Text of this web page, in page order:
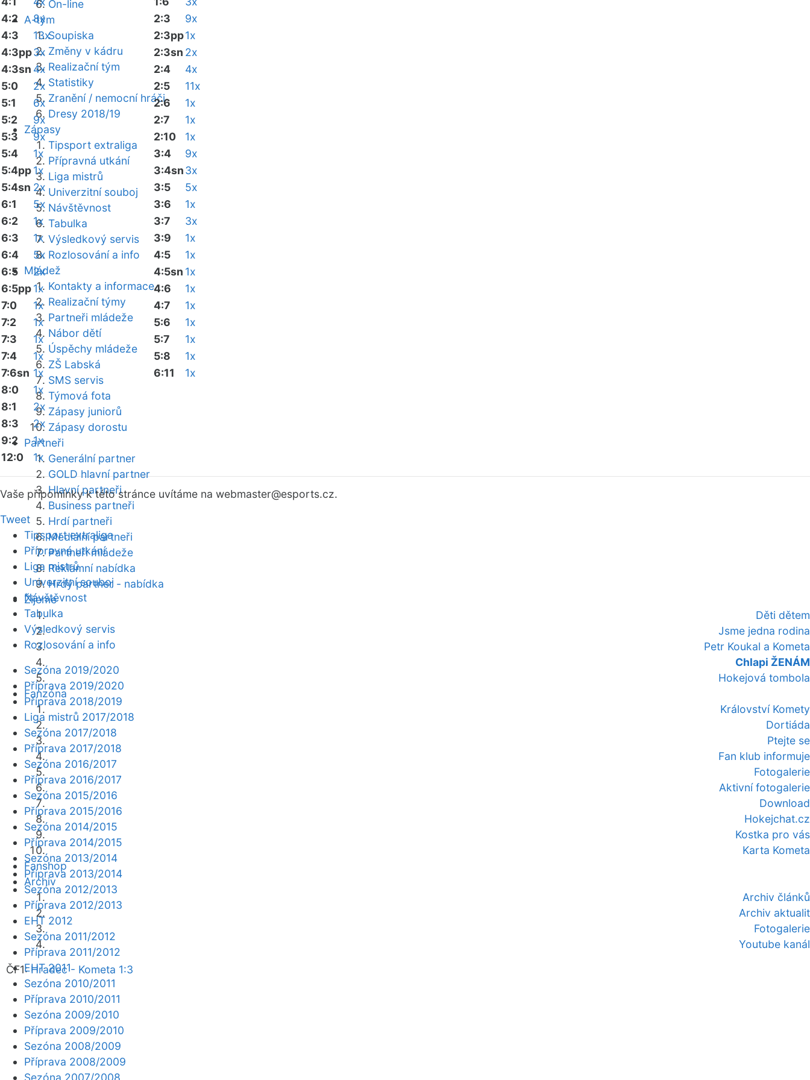
On-line
A-tým
Soupiska
Změny v kádru
Realizační tým
Statistiky
Zranění / nemocní hráči
Dresy 2018/19
Zápasy
Tipsport extraliga
Přípravná utkání
Liga mistrů
Univerzitní souboj
Návštěvnost
Tabulka
Výsledkový servis
Rozlosování a info
Mládež
Kontakty a informace
Realizační týmy
Partneři mládeže
Nábor dětí
Úspěchy mládeže
ZŠ Labská
SMS servis
Týmová fota
Zápasy juniorů
Zápasy dorostu
Partneři
Generální partner
GOLD hlavní partner
Hlavní partneři
Business partneři
Hrdí partneři
Mediální partneři
Partneři mládeže
Reklamní nabídka
Hrdý partner - nabídka
Žijeme
Děti dětem
Jsme jedna rodina
Petr Koukal a Kometa
Chlapi ŽENÁM
Hokejová tombola
Fanzóna
Království Komety
Dortiáda
Ptejte se
Fan klub informuje
Fotogalerie
Aktivní fotogalerie
Download
Hokejchat.cz
Kostka pro vás
Karta Kometa
Fanshop
Archiv
Archiv článků
Archiv aktualit
Fotogalerie
Youtube kanál
ČF1:Hradec - Kometa 1:3
4:2
8x
4:3
13x
4:3pp3x
4:3sn 4x
5:0
2x
5:1
6x
5:2
9x
5:3
9x
5:4
1x
5:4pp1x
5:4sn 2x
6:1
5x
6:2
1x
6:3
1x
6:4
5x
6:5
2x
6:5pp1x
7:0
1x
7:2
1x
7:3
1x
7:4
1x
7:6sn 1x
8:0
1x
8:1
2x
8:3
2x
9:2
1x
12:0
1x
2:3
9x
2:3pp1x
2:3sn 2x
2:4
4x
2:5
11x
2:6
1x
2:7
1x
2:10
1x
3:4
9x
3:4sn3x
3:5
5x
3:6
1x
3:7
3x
3:9
1x
4:5
1x
4:5sn 1x
4:6
1x
4:7
1x
5:6
1x
5:7
1x
5:8
1x
6:11
1x
Vaše připomínky k této stránce uvítáme na webmaster@esports.cz.
Tweet
Tipsport extraliga
Přípravná utkání
Liga mistrů
Univerzitní souboj
Návštěvnost
Tabulka
Výsledkový servis
Rozlosování a info
Sezóna 2019/2020
Příprava 2019/2020
Příprava 2018/2019
Liga mistrů 2017/2018
Sezóna 2017/2018
Příprava 2017/2018
Sezóna 2016/2017
Příprava 2016/2017
Sezóna 2015/2016
Příprava 2015/2016
Sezóna 2014/2015
Příprava 2014/2015
Sezóna 2013/2014
Příprava 2013/2014
Sezóna 2012/2013
Příprava 2012/2013
EHT 2012
Sezóna 2011/2012
Příprava 2011/2012
EHT 2011
Sezóna 2010/2011
Příprava 2010/2011
Sezóna 2009/2010
Příprava 2009/2010
Sezóna 2008/2009
Příprava 2008/2009
Sezóna 2007/2008